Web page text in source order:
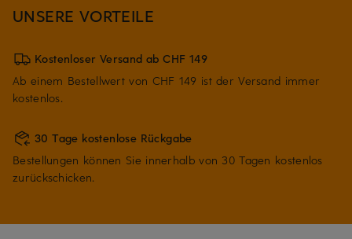
UNSERE VORTEILE
Kostenloser Versand ab CHF 149
Ab einem Bestellwert von CHF 149 ist der Versand immer
kostenlos.
30 Tage kostenlose Rückgabe
Bestellungen können Sie innerhalb von 30 Tagen kostenlos
zurückschicken.